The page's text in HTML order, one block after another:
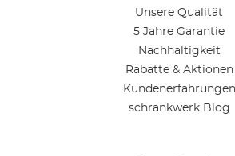
Unsere Qualität
5 Jahre Garantie
Nachhaltigkeit
Rabatte & Aktionen
Kundenerfahrungen
schrankwerk Blog